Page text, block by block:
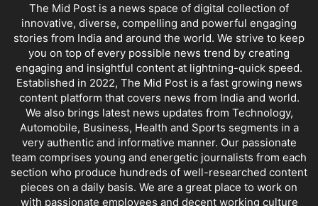
The Mid Post is a news space of digital collection of
innovative, diverse, compelling and powerful engaging
stories from India and around the world. We strive to keep
you on top of every possible news trend by creating
engaging and insightful content at lightning-quick speed.
Established in 2022, The Mid Post is a fast growing news
content platform that covers news from India and world.
We also brings latest news updates from Technology,
Automobile, Business, Health and Sports segments in a
very authentic and informative manner. Our passionate
team comprises young and energetic journalists from each
section who produce hundreds of well-researched content
pieces on a daily basis. We are a great place to work on
with passionate employees and decent working culture